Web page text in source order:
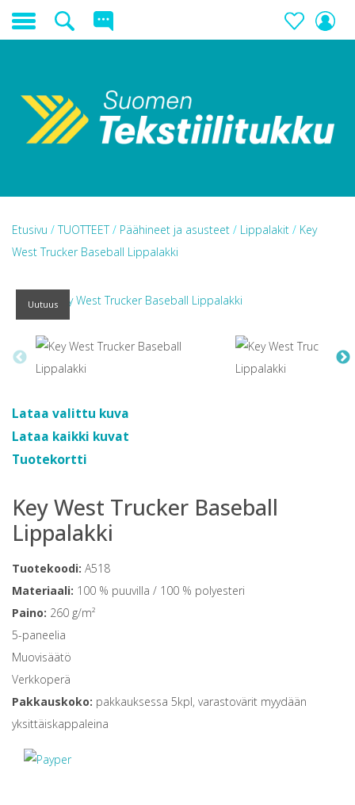
Etusivu /TUOTTEET/ Päähineet ja asusteet / Lippalakit / Key
West Trucker Baseball Lippalakki
Uutuus
Lataa valittu kuva
Lataa kaikki kuvat
Tuotekortti
Key West Trucker Baseball
Lippalakki
Tuotekoodi: A518
Materiaali: 100 % puuvilla / 100 % polyesteri
Paino: 260 g/m²
5-paneelia
Muovisäätö
Verkkoperä
Pakkauskoko: pakkauksessa 5kpl, varastovärit myydään
yksittäiskappaleina